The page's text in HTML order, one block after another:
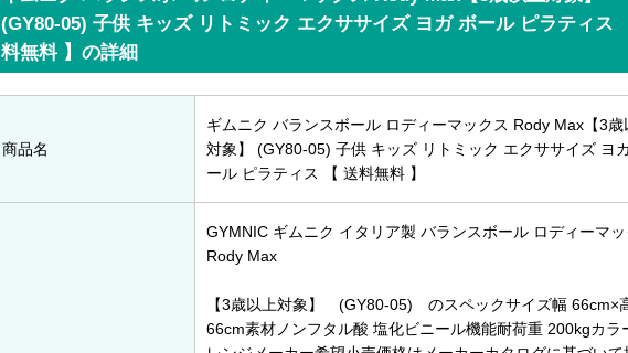
(GY80-05) 子供 キッズ リトミック エクササイズ ヨガ ボール ピラティス
料無料 】の詳細
商品名
ギムニク バランスボール ロディーマックス Rody Max【3歳
対象】 (GY80-05) 子供 キッズ リトミック エクササイズ ヨ
ール ピラティス 【 送料無料 】
GYMNIC ギムニク イタリア製 バランスボール ロディーマッ
Rody Max
【3歳以上対象】 (GY80-05) のスペックサイズ幅 66cm×
66cm素材ノンフタル酸 塩化ビニール機能耐荷重 200kgカラ